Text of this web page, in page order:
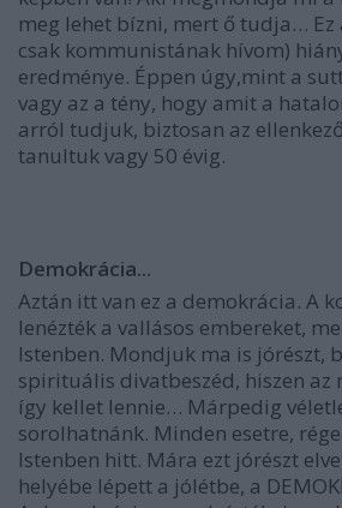
meg lehet bízni, mert ő tudja… Ez
csak kommunistának hívom)
eredménye. Éppen úgy,mint a
vagy az a tény, hogy amit a
arról tudjuk, biztosan az
tanultuk vagy 50 évig.
Demokrácia...
Aztán itt van ez a demokrácia. A
lenézték a vallásos embereket,
Istenben. Mondjuk ma is jórészt,
spirituális divatbeszéd, hiszen az
így kellet lennie… Márpedig
sorolhatnánk. Minden esetre,
Istenben hitt. Mára ezt jórészt
helyébe lépett a jólétbe, a